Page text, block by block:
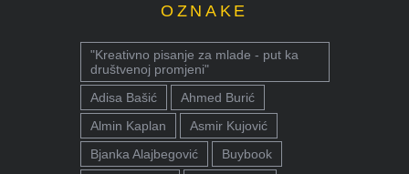
OZNAKE
"Kreativno pisanje za mlade - put ka
društvenoj promjeni"
Adisa Bašić
Ahmed Burić
Almin Kaplan
Asmir Kujović
Bjanka Alajbegović
Buybook